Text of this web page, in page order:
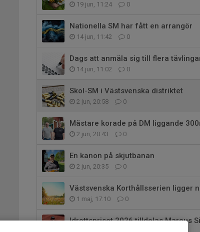
19 jun, 11:24 0
Nationella SM har fått en arrangör
14 jun, 11:42 0
Dags att anmäla sig till flera
14 jun, 11:02 0
Skol-SM i Västsvenska distriktet
2 jun, 20:58 0
Mästare korade på DM liggande
2 jun, 20:43 0
En kanon på skjutbanan
2 jun, 20:35 0
Västsvenska Korthållsserien ligger
1 maj, 17:10 0
Idrottspriset 2026 tilldelas Marcus